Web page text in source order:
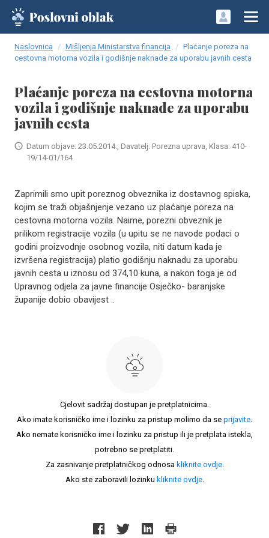
Naslovnica Mišljenja Ministarstva financija
Plaćanje poreza na
cestovna motorna vozila i godišnje naknade za uporabu javnih cesta
Plaćanje poreza na cestovna motorna
vozila i godišnje naknade za uporabu
javnih cesta
Datum objave: 23.05.2014., Davatelj: Porezna uprava, Klasa: 410-
19/14-01/164
Zaprimili smo upit poreznog obveznika iz dostavnog spiska,
kojim se traži objašnjenje vezano uz plaćanje poreza na
cestovna motorna vozila. Naime, porezni obveznik je
prilikom registracije vozila (u upitu se ne navode podaci o
godini proizvodnje osobnog vozila, niti datum kada je
izvršena registracija) platio godišnju naknadu za uporabu
javnih cesta u iznosu od 374,10 kuna, a nakon toga je od
Upravnog odjela za javne financije Osječko- baranjske
županije dobio obavijest ..
Cjelovit sadržaj dostupan je pretplatnicima.
Ako imate korisničko ime i lozinku za pristup molimo da se prijavite.
Ako nemate korisničko ime i lozinku za pristup ili je pretplata istekla,
potrebno se pretplatiti.
Za zasnivanje pretplatničkog odnosa kliknite ovdje.
Ako ste zaboravili lozinku kliknite ovdje.